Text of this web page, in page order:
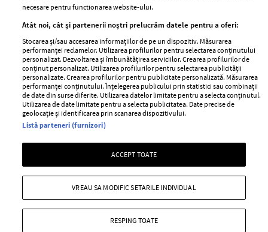
GSP
Unica
Baby
Retete
femei
Viva
Avantaje
Retete practice
Pariază responsabil! Decizia ONJN nr. 821/25.09.2025.
Jocurile de noroc sunt interzise minorilor.
Copyright © 2026 Ringier Romania SRL
necesare pentru functionarea website-ului.
Atât noi, cât și partenerii noștri prelucrăm datele pentru a oferi:
Stocarea și/sau accesarea informațiilor de pe un dispozitiv. Măsurarea
performanței reclamelor. Utilizarea profilurilor pentru selectarea conținutului
personalizat. Dezvoltarea și îmbunătățirea serviciilor. Crearea profilurilor de
conținut personalizat. Utilizarea profilurilor pentru selectarea publicității
personalizate. Crearea profilurilor pentru publicitate personalizată. Măsurarea
performanței conținutului. Înțelegerea publicului prin statistici sau combinații
de date din surse diferite. Utilizarea datelor limitate pentru a selecta conținutul.
Utilizarea de date limitate pentru a selecta publicitatea. Date precise de
geolocație și identificarea prin scanarea dispozitivului.
Listă parteneri (furnizori)
ACCEPT TOATE
RESPING TOATE
VREAU SA MODIFIC SETARILE INDIVIDUAL